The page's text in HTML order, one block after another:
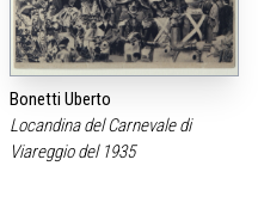
Bonetti Uberto
Locandina del Carnevale di
Viareggio del 1935